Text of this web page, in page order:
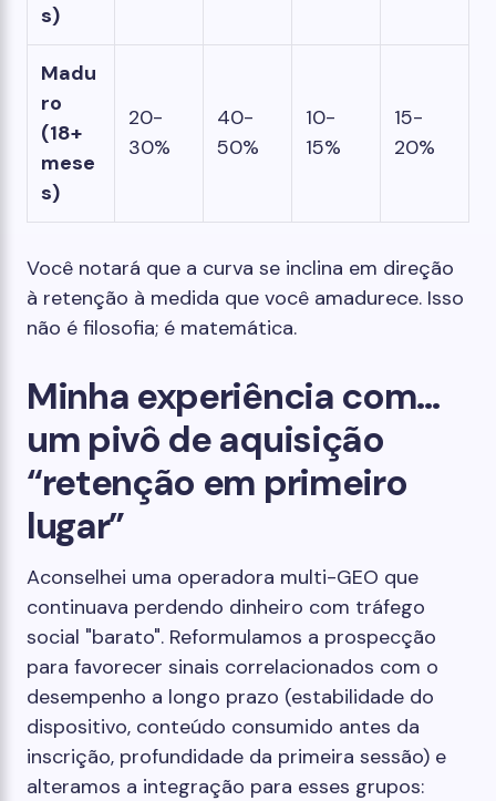
s)
Madu
ro
(18+
mese
s)
20-
30%
40-
50%
10-
15%
15-
20%
Você notará que a curva se inclina em direção
à retenção à medida que você amadurece. Isso
não é filosofia; é matemática.
Minha experiência com…
um pivô de aquisição
“retenção em primeiro
lugar”
Aconselhei uma operadora multi-GEO que
continuava perdendo dinheiro com tráfego
social "barato". Reformulamos a prospecção
para favorecer sinais correlacionados com o
desempenho a longo prazo (estabilidade do
dispositivo, conteúdo consumido antes da
inscrição, profundidade da primeira sessão) e
alteramos a integração para esses grupos: